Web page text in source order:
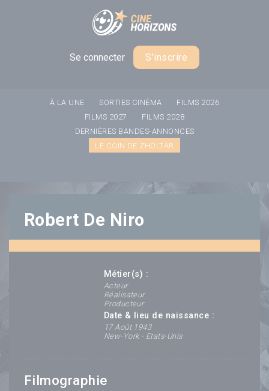
Se connecter S'inscrire
À LA UNE SORTIES CINÉMA
FILMS 2026
FILMS 2027
FILMS 2028
DERNIÈRES BANDES-ANNONCES
LE COIN DE ZHOLTAR
Robert De Niro
Métier(s) :
Acteur
Réalisateur
Producteur
Date & lieu de naissance :
17 Août 1943
New-York - Etats-Unis
Filmographie
Panneau de gestion des cookies